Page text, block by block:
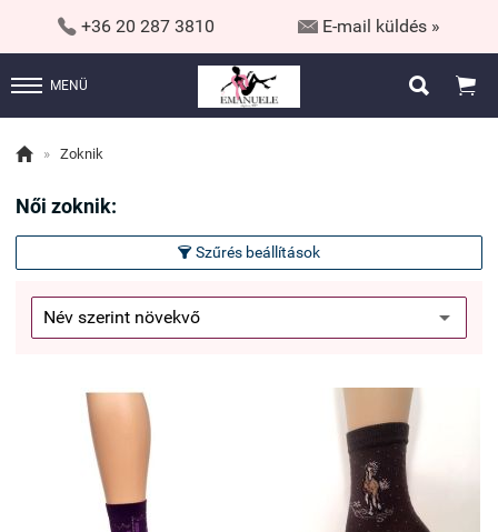
 +36 20 287 3810  E-mail küldés »
MENÜ  
 » Zoknik
Női zoknik:
 Szűrés beállítások